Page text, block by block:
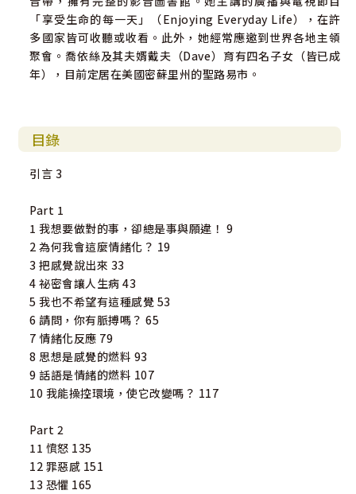
「享受生命的每一天」（Enjoying Everyday Life），在許
多國家皆可收聽或收看。此外，她經常應邀到世界各地主領
聚會。喬依絲及其夫婿戴夫（Dave）育有四名子女（皆已成
年），目前定居在美國密蘇里州的聖路易市。
目錄
引言 3
Part 1
1 我想要做對的事，卻總是事與願違！ 9
2 為何我會這麼情緒化？ 19
3 把感覺說出來 33
4 祕密會讓人生病 43
5 我也不希望有這種感覺 53
6 請問，你有脈搏嗎？ 65
7 情緒化反應 79
8 思想是感覺的燃料 93
9 話語是情緒的燃料 107
10 我能操控環境，使它改變嗎？ 117
Part 2
11 憤怒 135
12 罪惡感 151
13 恐懼 165